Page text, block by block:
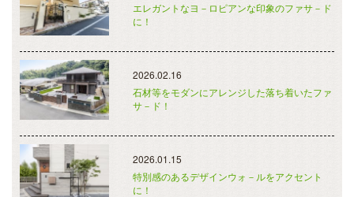
エレガントなヨ－ロピアンな印象のファサ－ド
に！
2026.02.16
石材等をモダンにアレンジした落ち着いたファ
サ－ド！
2026.01.15
特別感のあるデザインウォ－ルをアクセント
に！